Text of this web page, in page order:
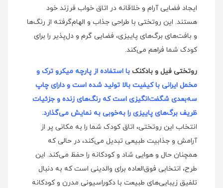
ایجاد فضایی آرام و خلاقانه در اتاق خواب فرزند خود
هستند. این روتختی با طراحی جذاب و الهام‌گرفته از رنگ‌ها
و بافت‌های برگ‌های پاییزی، فضایی گرم و دل‌پذیر را برای
کودک شما فراهم می‌کند.
روتختی فیل و بادکنک با استفاده از پارچه میکرو ترک و
مخمل ایرانی با کیفیت بالا تولید شده است و دارای چاپ
سه‌بعدی شگفت‌انگیزی است که رنگ‌های زنده و جزئیات
ظریف برگ‌های پاییزی را به‌خوبی به نمایش می‌گذارد.
انتخاب این روتختی، اتاق کودک شما را به مکانی پر از
آرامش و جذابیت طبیعی تبدیل می‌کند، در حالی که
همچنان حال و هوایی شاد و کودکانه را حفظ می‌کند. این
طرح، انتخابی فوق‌العاده برای والدینی است که به دنبال
تلفیق زیبایی‌های طبیعت با دکوراسیونی مدرن و کودکانه